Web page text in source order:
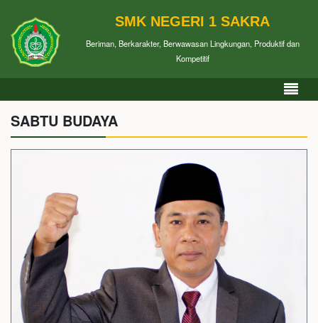
SMK NEGERI 1 SAKRA
Beriman, Berkarakter, Berwawasan Lingkungan, Produktif dan
Kompetitif
SABTU BUDAYA